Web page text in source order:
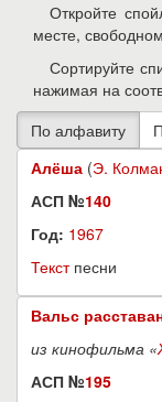
Откройте
месте,
Сортируйте
нажимая на
Алёша (Э.
АСП №140
Год: 1967
Текстпесни
Вальс
из кинофильма «
АСП №195